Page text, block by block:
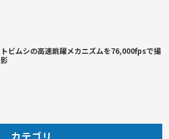
トビムシの高速跳躍メカニズムを76,000fpsで撮
影